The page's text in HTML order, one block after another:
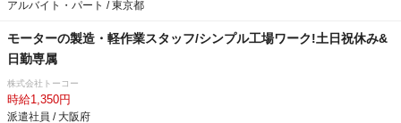
アルバイト・パート / 東京都
モーターの製造・軽作業スタッフ/シンプル工場ワーク!土日祝休み&
日勤専属
株式会社トーコー
時給1,350円
派遣社員 / 大阪府